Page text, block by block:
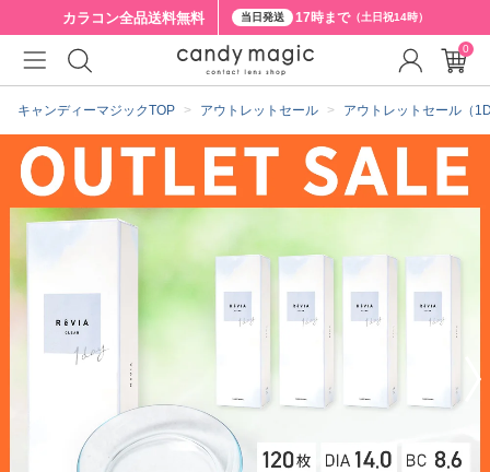
カラコン全品送料無料 当日発送 17時まで（土日祝14時）
キャンディーマジックTOP アウトレットセール アウトレットセール（
0
クーポン詳細